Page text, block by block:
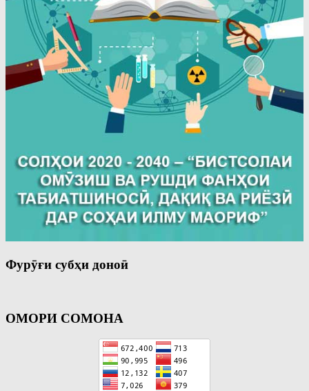
Фурӯғи субҳи доноӣ
ОМОРИ СОМОНА